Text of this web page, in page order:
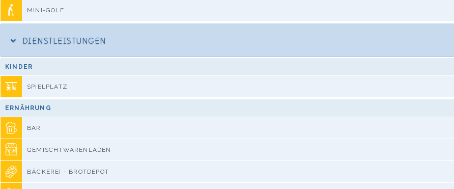
MINI-GOLF
DIENSTLEISTUNGEN
KINDER
SPIELPLATZ
ERNÄHRUNG
BAR
GEMISCHTWARENLADEN
BÄCKEREI - BROTDEPOT